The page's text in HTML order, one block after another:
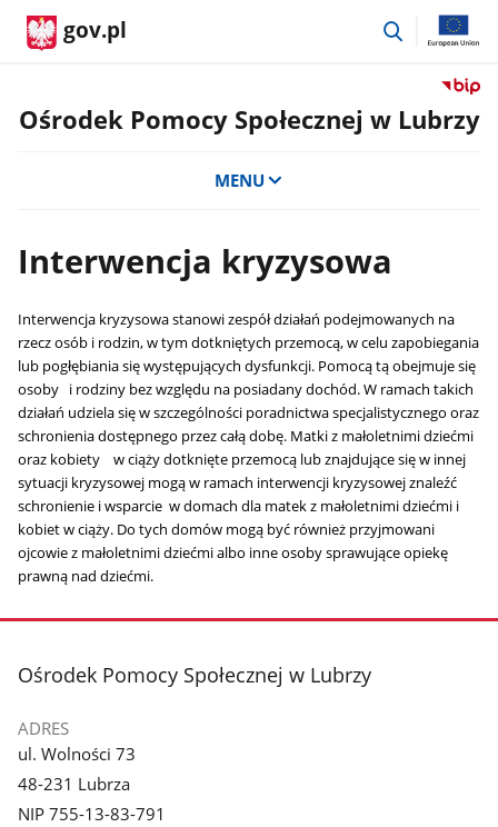
gov.pl
przejdź
Przejdź
do
Lubrzy
Ośrodek Pomocy Społecznej w Lubrzy
MENU
Interwencja kryzysowa
Interwencja kryzysowa stanowi zespół działań podejmowanych na
rzecz osób i rodzin, w tym dotkniętych przemocą, w celu zapobiegania
lub pogłębiania się występujących dysfunkcji. Pomocą tą obejmuje się
osoby i rodziny bez względu na posiadany dochód. W ramach takich
działań udziela się w szczególności poradnictwa specjalistycznego oraz
schronienia dostępnego przez całą dobę. Matki z małoletnimi dziećmi
oraz kobiety w ciąży dotknięte przemocą lub znajdujące się w innej
sytuacji kryzysowej mogą w ramach interwencji kryzysowej znaleźć
schronienie i wsparcie w domach dla matek z małoletnimi dziećmi i
kobiet w ciąży. Do tych domów mogą być również przyjmowani
ojcowie z małoletnimi dziećmi albo inne osoby sprawujące opiekę
prawną nad dziećmi.
stopka
Ośrodek Pomocy Społecznej w Lubrzy
ADRES
ul. Wolności 73
48-231 Lubrza
NIP 755-13-83-791